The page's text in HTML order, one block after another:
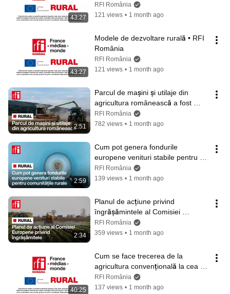
43:27
RFI România
121 views • 1 month ago
43:27
Modele de dezvoltare rurală • RFI
România
RFI România
121 views • 1 month ago
2:51
Parcul de mașini și utilaje din
agricultura românească a fost
reînnoit în proporție de 50%–60%
RFI România
782 views • 1 month ago
2:59
Cum pot genera fondurile
europene venituri stabile pentru
comunitățile rurale • RFI România
RFI România
139 views • 1 month ago
2:34
Planul de acțiune privind
îngrășămintele al Comisiei
Europene • RFI România
RFI România
359 views • 1 month ago
40:25
Cum se face trecerea de la
agricultura convențională la cea
conservativă • RFI România
RFI România
137 views • 1 month ago